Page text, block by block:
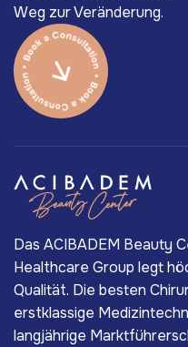
Weg zur Veränderung.
Das ACIBADEM Beauty
Healthcare Group legt
Qualität. Die besten
erstklassige
langjährige